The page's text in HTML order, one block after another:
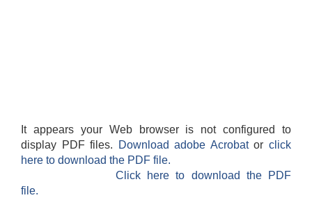
It appears your Web browser is not configured to
display PDF files.
Download adobe Acrobatorclick
here to download the PDF file.
Click here to download the PDF
file.